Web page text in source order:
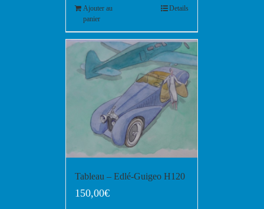
Ajouter au
panier
Details
Tableau – Edlé-Guigeo H120
150,00€